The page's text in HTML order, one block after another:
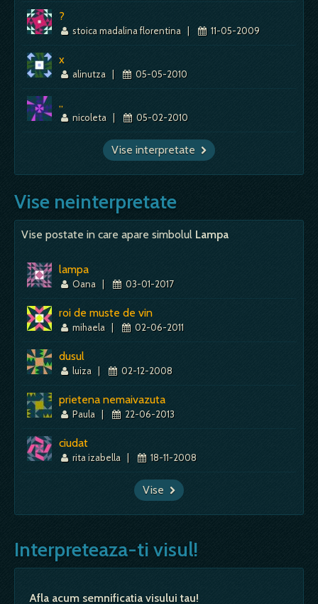
?
stoica madalina florentina | 11-05-2009
x
alinutza | 05-05-2010
,,
nicoleta | 05-02-2010
Vise interpretate
Vise neinterpretate
Vise postate in care apare simbolul Lampa
lampa
Oana | 03-01-2017
roi de muste de vin
mihaela | 02-06-2011
dusul
luiza | 02-12-2008
prietena nemaivazuta
Paula | 22-06-2013
ciudat
rita izabella | 18-11-2008
Vise
Interpreteaza-ti visul!
Afla acum semnificatia visului tau!